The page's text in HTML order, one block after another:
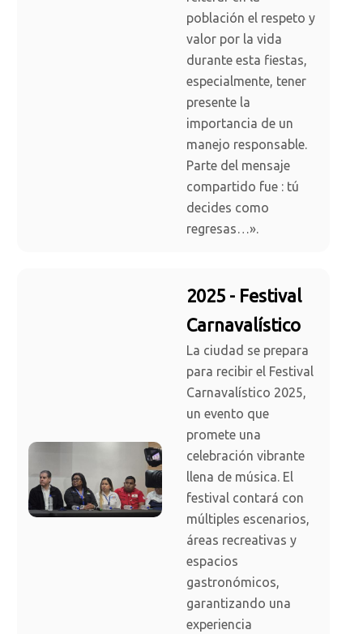
población el respeto y
valor por la vida
durante esta fiestas,
especialmente, tener
presente la
importancia de un
manejo responsable.
Parte del mensaje
compartido fue : tú
decides como
regresas…».
2025 - Festival
Carnavalístico
La ciudad se prepara
para recibir el Festival
Carnavalístico 2025,
un evento que
promete una
celebración vibrante
llena de música. El
festival contará con
múltiples escenarios,
áreas recreativas y
espacios
gastronómicos,
garantizando una
experiencia